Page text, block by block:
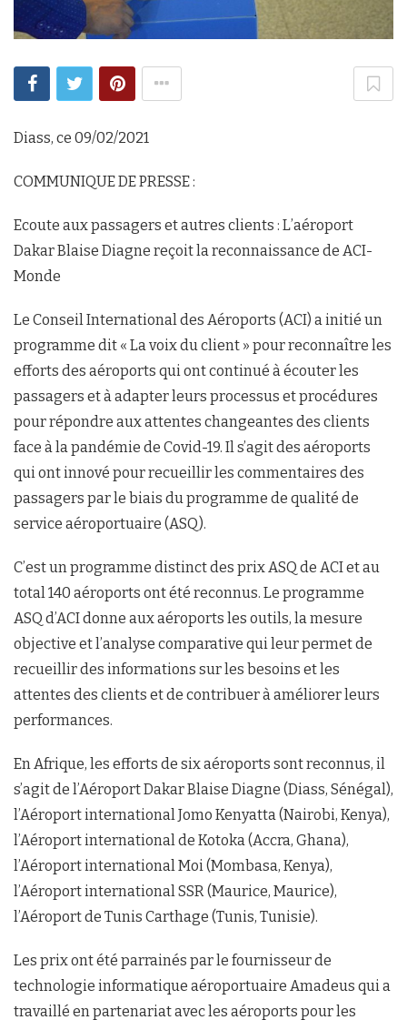
Diass, ce 09/02/2021
COMMUNIQUE DE PRESSE :
Ecoute aux passagers et autres clients : L’aéroport
Dakar Blaise Diagne reçoit la reconnaissance de ACI-
Monde
Le Conseil International des Aéroports (ACI) a initié un
programme dit « La voix du client » pour reconnaître les
efforts des aéroports qui ont continué à écouter les
passagers et à adapter leurs processus et procédures
pour répondre aux attentes changeantes des clients
face à la pandémie de Covid-19. Il s’agit des aéroports
qui ont innové pour recueillir les commentaires des
passagers par le biais du programme de qualité de
service aéroportuaire (ASQ).
C’est un programme distinct des prix ASQ de ACI et au
total 140 aéroports ont été reconnus. Le programme
ASQ d’ACI donne aux aéroports les outils, la mesure
objective et l’analyse comparative qui leur permet de
recueillir des informations sur les besoins et les
attentes des clients et de contribuer à améliorer leurs
performances.
En Afrique, les efforts de six aéroports sont reconnus, il
s’agit de l’Aéroport Dakar Blaise Diagne (Diass, Sénégal),
l’Aéroport international Jomo Kenyatta (Nairobi, Kenya),
l’Aéroport international de Kotoka (Accra, Ghana),
l’Aéroport international Moi (Mombasa, Kenya),
l’Aéroport international SSR (Maurice, Maurice),
l’Aéroport de Tunis Carthage (Tunis, Tunisie).
Les prix ont été parrainés par le fournisseur de
technologie informatique aéroportuaire Amadeus qui a
travaillé en partenariat avec les aéroports pour les